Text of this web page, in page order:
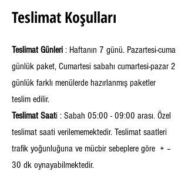
Teslimat Koşulları
Teslimat Günleri : Haftanın 7 günü. Pazartesi-cuma
günlük paket, Cumartesi sabahı cumartesi-pazar 2
günlük farklı menülerde hazırlanmış paketler
teslim edilir.
Teslimat Saati : Sabah 05:00 - 09:00 arası. Özel
teslimat saati verilememektedir. Teslimat saatleri
trafik yoğunluğuna ve mücbir sebeplere göre + –
30 dk oynayabilmektedir.